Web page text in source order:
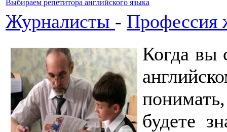
Выбираем репетитора английского языка
Журналисты - Профессия
Когда вы
будете